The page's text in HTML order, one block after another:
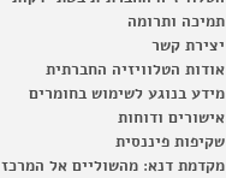
תמיכה ותרומה
יצירת קשר
אודות הטלוויזיה החברתית
מידע בנוגע לשימוש בחומרים
אישורים ודוחות
שקיפות פיננסית
מקדמת דנא: מהשוליים אל המרכז